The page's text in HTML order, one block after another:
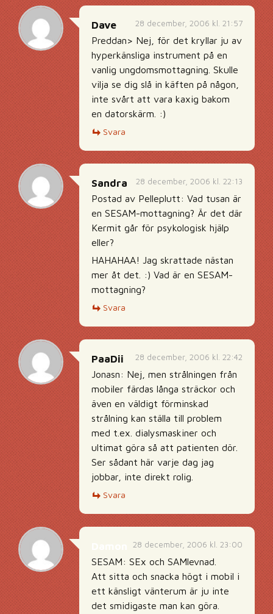
28 december, 2006 kl. 21:57
Dave
Preddan> Nej, för det kryllar ju av
hyperkänsliga instrument på en
vanlig ungdomsmottagning. Skulle
vilja se dig slå in käften på någon,
inte svårt att vara kaxig bakom
en datorskärm. :)
Svara
28 december, 2006 kl. 22:13
Sandra
Postad av Pelleplutt: Vad tusan är
en SESAM-mottagning? Är det där
Kermit går för psykologisk hjälp
eller?
HAHAHAA! Jag skrattade nästan
mer åt det. :) Vad är en SESAM-
mottagning?
Svara
28 december, 2006 kl. 22:42
PaaDii
Jonasn: Nej, men strålningen från
mobiler färdas långa sträckor och
även en väldigt förminskad
strålning kan ställa till problem
med t.ex. dialysmaskiner och
ultimat göra så att patienten dör.
Ser sådant här varje dag jag
jobbar, inte direkt rolig.
Svara
28 december, 2006 kl. 23:00
SESAM: SEx och SAMlevnad.
Att sitta och snacka högt i mobil i
ett känsligt vänterum är ju inte
det smidigaste man kan göra.